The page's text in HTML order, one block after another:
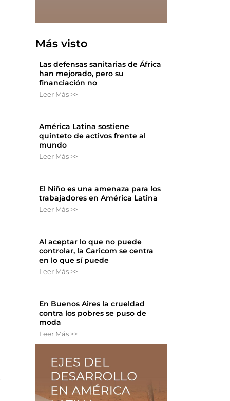
Más visto
Las defensas sanitarias de África
han mejorado, pero su
financiación no
Leer Más >>
América Latina sostiene
quinteto de activos frente al
mundo
Leer Más >>
El Niño es una amenaza para los
trabajadores en América Latina
Leer Más >>
Al aceptar lo que no puede
controlar, la Caricom se centra
en lo que sí puede
Leer Más >>
En Buenos Aires la crueldad
contra los pobres se puso de
moda
Leer Más >>